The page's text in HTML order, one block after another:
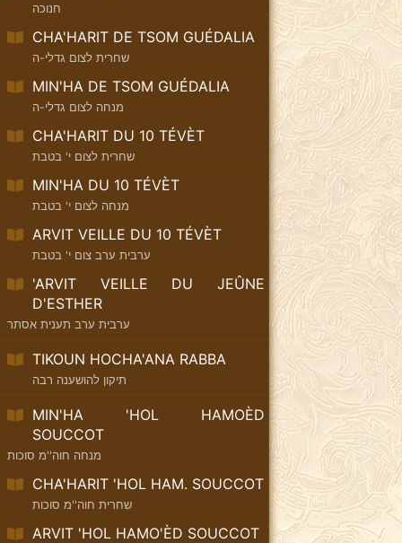
חנוכה
CHA'HARIT DE TSOM GUÉDALIA
שחרית לצום גדלי-ה
MIN'HA DE TSOM GUÉDALIA
מנחה לצום גדלי-ה
CHA'HARIT DU 10 TÉVÈT
שחרית לצום י' בטבת
MIN'HA DU 10 TÉVÈT
מנחה לצום י' בטבת
ARVIT VEILLE DU 10 TÉVÈT
ערבית ערב צום י' בטבת
'ARVIT VEILLE DU JEÛNE
D'ESTHER
ערבית ערב תענית אסתר
TIKOUN HOCHA'ANA RABBA
תיקון להושענה רבה
MIN'HA 'HOL HAMOÈD
SOUCCOT
מנחה חוה''מ סוכות
CHA'HARIT 'HOL HAM. SOUCCOT
שחרית חוה''מ סוכות
ARVIT 'HOL HAMO'ÈD SOUCCOT